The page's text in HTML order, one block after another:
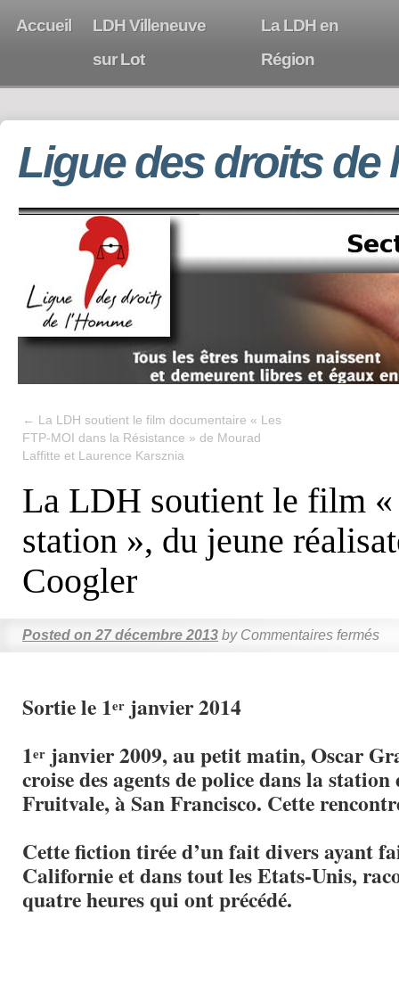
Accueil
LDH Villeneuve
sur Lot
La LDH en
Région
Ligue des droits de
← La LDH soutient le film documentaire « Les
FTP-MOI dans la Résistance » de Mourad
Laffitte et Laurence Karsznia
La LDH soutient le film
station », du jeune
Coogler
Posted on 27 décembre 2013 by Commentaires fermés
Sortie le 1er janvier 2014
1er janvier 2009, au petit matin, Oscar
croise des agents de police dans la
Fruitvale, à San Francisco. Cette
Cette fiction tirée d’un fait divers ayant
Californie et dans tout les Etats-Unis,
quatre heures qui ont précédé.